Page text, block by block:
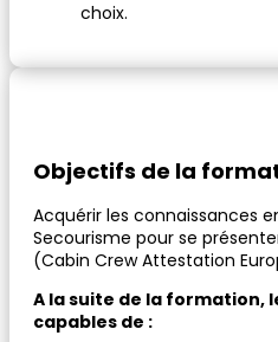
choix.
Objectifs de la
Acquérir les connaissances
Secourisme pour se
(Cabin Crew Attestation
A la suite de la formation,
capables de :